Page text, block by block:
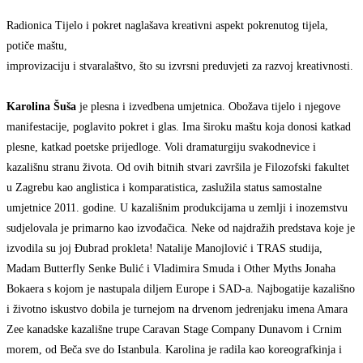
Radionica Tijelo i pokret naglašava kreativni aspekt pokrenutog tijela,
potiče maštu,
improvizaciju i stvaralaštvo, što su izvrsni preduvjeti za razvoj kreativnosti.
Karolina Šuša je plesna i izvedbena umjetnica. Obožava tijelo i njegove
manifestacije, poglavito pokret i glas. Ima široku maštu koja donosi katkad
plesne, katkad poetske prijedloge. Voli dramaturgiju svakodnevice i
kazališnu stranu života. Od ovih bitnih stvari završila je Filozofski fakultet
u Zagrebu kao anglistica i komparatistica, zaslužila status samostalne
umjetnice 2011. godine. U kazališnim produkcijama u zemlji i inozemstvu
sudjelovala je primarno kao izvođačica. Neke od najdražih predstava koje je
izvodila su joj Đubrad prokleta! Natalije Manojlović i TRAS studija,
Madam Butterfly Senke Bulić i Vladimira Smuda i Other Myths Jonaha
Bokaera s kojom je nastupala diljem Europe i SAD-a. Najbogatije kazališno
i životno iskustvo dobila je turnejom na drvenom jedrenjaku imena Amara
Zee kanadske kazališne trupe Caravan Stage Company Dunavom i Crnim
morem, od Beča sve do Istanbula. Karolina je radila kao koreografkinja i